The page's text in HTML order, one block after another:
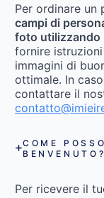
Per ordinare un
campi di
foto utilizzando
fornire
immagini di
ottimale. In
contattare il
COME
BENVENUTO?
Per ricevere il